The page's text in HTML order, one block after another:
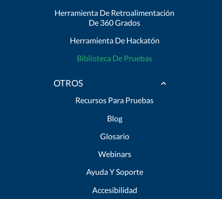
Herramienta De Retroalimentación
De 360 Grados
Herramienta De Hackatón
Biblioteca De Pruebas
OTROS
Recursos Para Pruebas
Blog
Glosario
Webinars
Ayuda Y Soporte
Accesibilidad